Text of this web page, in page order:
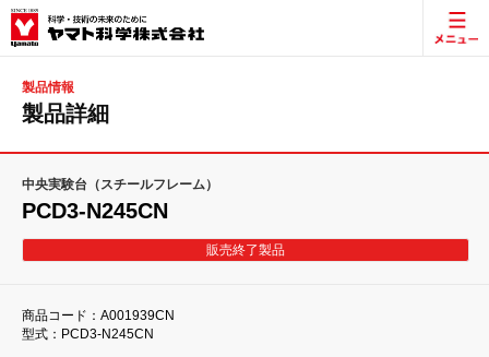
製品情報
製品詳細
中央実験台（スチールフレーム）
PCD3-N245CN
販売終了製品
商品コード：A001939CN
型式：PCD3-N245CN